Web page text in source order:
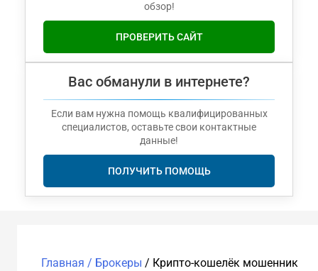
обзор!
ПРОВЕРИТЬ САЙТ
Вас обманули в интернете?
Если вам нужна помощь квалифицированных
специалистов, оставьте свои контактные
данные!
ПОЛУЧИТЬ ПОМОЩЬ
Главная / Брокеры / Крипто-кошелёк мошенник